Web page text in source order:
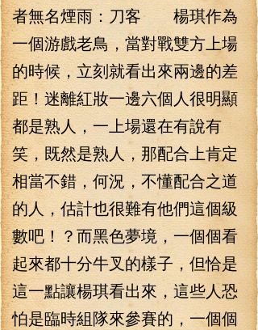
者無名煙雨：刀客 楊琪作為
一個游戲老鳥，當對戰雙方上場
的時候，立刻就看出來兩邊的差
距！迷離紅妝一邊六個人很明顯
都是熟人，一上場還在有說有
笑，既然是熟人，那配合上肯定
相當不錯，何況，不懂配合之道
的人，估計也很難有他們這個級
數吧！？而黑色夢境，一個個看
起來都十分牛叉的樣子，但恰是
這一點讓楊琪看出來，這些人恐
怕是臨時組隊來參賽的，一個個